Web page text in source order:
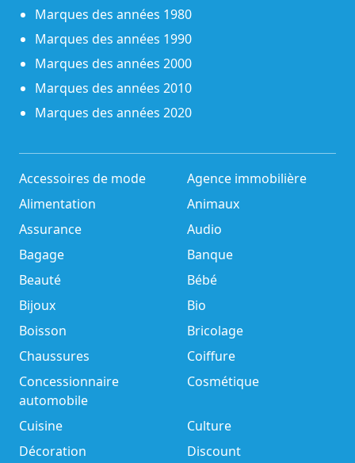
Marques des années 1980
Marques des années 1990
Marques des années 2000
Marques des années 2010
Marques des années 2020
Accessoires de mode
Agence immobilière
Alimentation
Animaux
Assurance
Audio
Bagage
Banque
Beauté
Bébé
Bijoux
Bio
Boisson
Bricolage
Chaussures
Coiffure
Concessionnaire
automobile
Cosmétique
Cuisine
Culture
Décoration
Discount